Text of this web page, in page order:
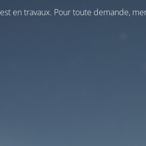
est en travaux. Pour toute demande,